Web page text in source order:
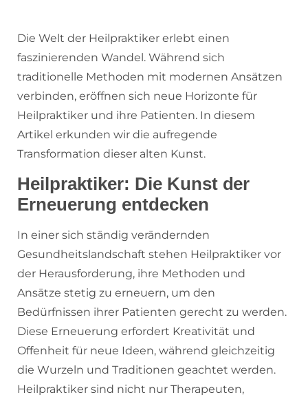
Die Welt der Heilpraktiker erlebt einen
faszinierenden Wandel. Während sich
traditionelle Methoden mit modernen Ansätzen
verbinden, eröffnen sich neue Horizonte für
Heilpraktiker und ihre Patienten. In diesem
Artikel erkunden wir die aufregende
Transformation dieser alten Kunst.
Heilpraktiker: Die Kunst der
Erneuerung entdecken
In einer sich ständig verändernden
Gesundheitslandschaft stehen Heilpraktiker vor
der Herausforderung, ihre Methoden und
Ansätze stetig zu erneuern, um den
Bedürfnissen ihrer Patienten gerecht zu werden.
Diese Erneuerung erfordert Kreativität und
Offenheit für neue Ideen, während gleichzeitig
die Wurzeln und Traditionen geachtet werden.
Heilpraktiker sind nicht nur Therapeuten,